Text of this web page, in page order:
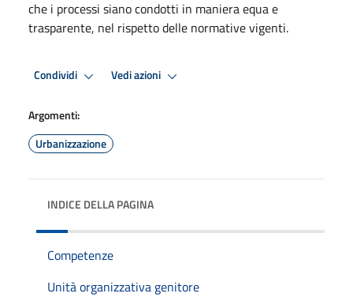
che i processi siano condotti in maniera equa e
trasparente, nel rispetto delle normative vigenti.
Condividi Vedi azioni
Argomenti:
Urbanizzazione
INDICE DELLA PAGINA
Competenze
Unità organizzativa genitore